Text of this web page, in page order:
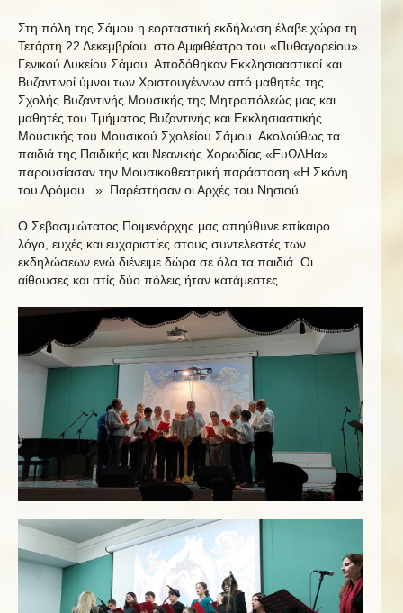
Στη πόλη της Σάμου η εορταστική εκδήλωση έλαβε χώρα τη
Τετάρτη 22 Δεκεμβρίου στο Αμφιθέατρο του «Πυθαγορείου»
Γενικού Λυκείου Σάμου. Αποδόθηκαν Εκκλησιααστικοί και
Βυζαντινοί ύμνοι των Χριστουγέννων από μαθητές της
Σχολής Βυζαντινής Μουσικής της Μητροπόλεώς μας και
μαθητές του Τμήματος Βυζαντινής και Εκκλησιαστικής
Μουσικής του Μουσικού Σχολείου Σάμου. Ακολούθως τα
παιδιά της Παιδικής και Νεανικής Χορωδίας «ΕυΩΔΗα»
παρουσίασαν την Μουσικοθεατρική παράσταση «Η Σκόνη
του Δρόμου...». Παρέστησαν οι Αρχές του Νησιού.
Ο Σεβασμιώτατος Ποιμενάρχης μας απηύθυνε επίκαιρο
λόγο, ευχές και ευχαριστίες στους συντελεστές των
εκδηλώσεων ενώ διένειμε δώρα σε όλα τα παιδιά. Οι
αίθουσες και στίς δύο πόλεις ήταν κατάμεστες.